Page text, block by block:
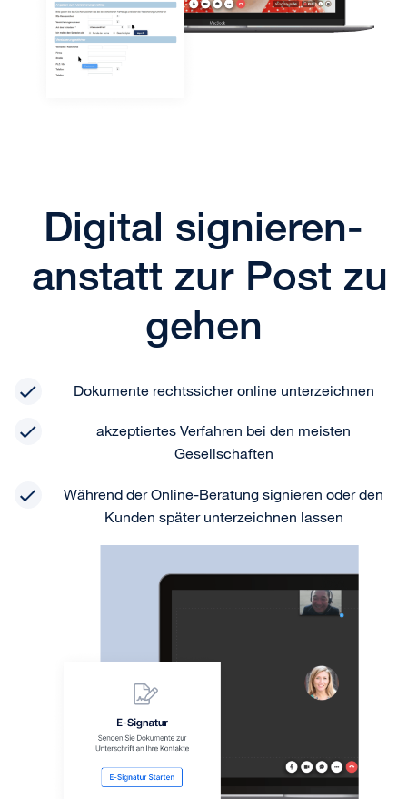
Digital signieren-
anstatt zur Post zu
gehen
Dokumente rechtssicher online unterzeichnen
akzeptiertes Verfahren bei den meisten
Gesellschaften
Während der Online-Beratung signieren oder den
Kunden später unterzeichnen lassen